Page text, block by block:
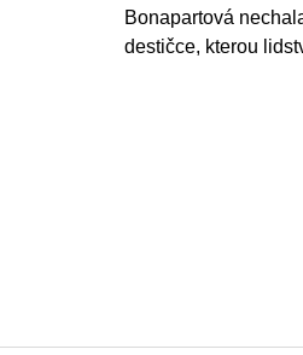
Bonapartová
destičce, kterou